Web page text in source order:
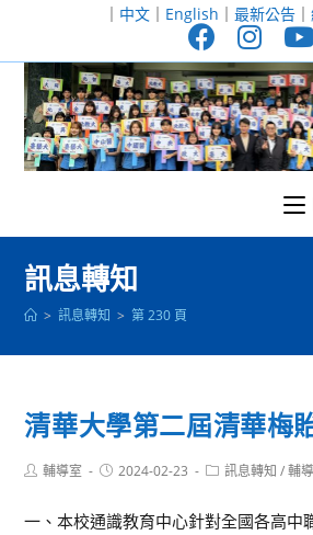
至
｜ 中文｜ English ｜ 最新公告｜
訊息轉知
> 訊息轉知 > 第 230 頁
清華大學第二屆清華梅
Post輔導室
Post2024-02-23
Post訊息轉知 / 輔
一、本校通識教育中心針對全國各高中